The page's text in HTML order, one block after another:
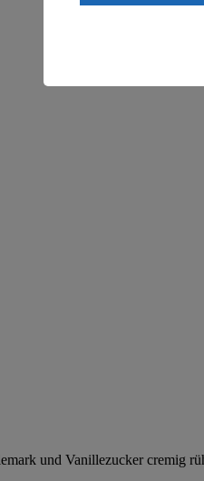
und Vanillezucker cremig
einem nach
Risiko eines Zugriffs